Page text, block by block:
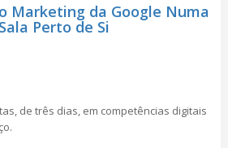
o Marketing da Google Numa
Sala Perto de Si
de três dias, em competências digitais